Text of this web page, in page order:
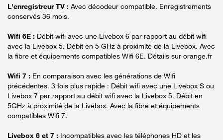
L'enregistreur TV : Avec décodeur compatible. Enregistrements
conservés 36 mois.
Wifi 6E : Débit wifi avec une Livebox 6 par rapport au débit wifi
avec la Livebox 5. Débit en 5 GHz à proximité de la Livebox. Avec
la fibre et équipements compatibles Wifi 6E. Détails sur orange.fr
Wifi 7 : En comparaison avec les générations de Wifi
précédentes. 3 fois plus rapide : Débit wifi avec une Livebox S ou
Livebox 7 par rapport au débit wifi avec la Livebox 5. Débit en
5GHz à proximité de la Livebox. Avec la fibre et équipements
compatibles Wifi 7.
Livebox 6 et 7 : Incompatibles avec les téléphones HD et les